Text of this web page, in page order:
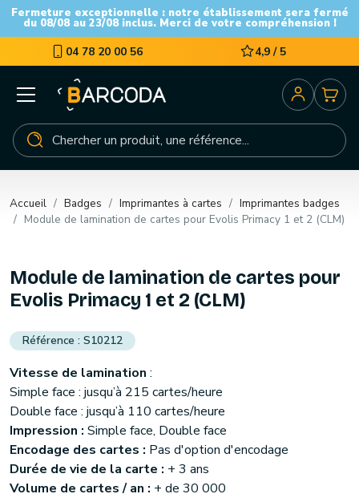
Fermeture exceptionnelle : notre établissement sera fermé
du 08/08 au 23/08 inclus. Merci de votre compréhension !
04 78 20 00 56 4,9 / 5
Accueil Badges Imprimantes à cartes
Imprimantes badges
Module de lamination de cartes pour Evolis Primacy 1 et 2 (CLM)
Module de lamination de cartes pour
Evolis Primacy 1 et 2 (CLM)
S10212
Vitesse de lamination :
Simple face : jusqu’à 215 cartes/heure
Double face : jusqu’à 110 cartes/heure
Impression : Simple face, Double face
Encodage des cartes : Pas d'option d'encodage
Durée de vie de la carte : + 3 ans
Volume de cartes / an : + de 30 000